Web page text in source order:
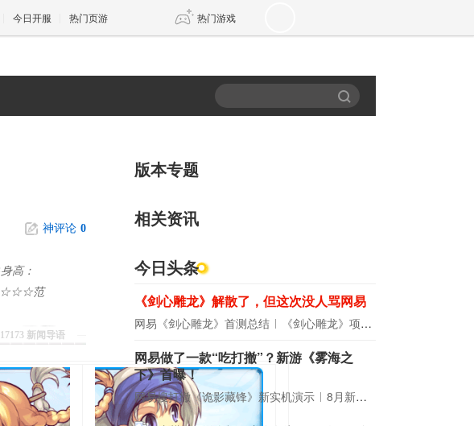
今日开服 热门页游 热门游戏
传奇4
神评论 0
17173 新闻导语
高：
范
版本专题
相关资讯
今日头条
《剑心雕龙》解散了，但这次没人骂网易
网易《剑心雕龙》首测总结 《剑心雕龙》项目宣布解散
网易做了一款“吃打撤”？新游《雾海之
下》首曝！
网易搜打撤《诡影藏锋》新实机演示 8月新游前瞻：《诡秘之主》领衔